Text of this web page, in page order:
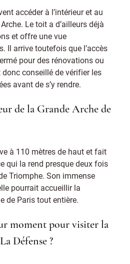
accéder à l’intérieur et au
Le toit a d’ailleurs déjà
et offre une vue
Il arrive toutefois que l’accès
pour des rénovations ou
conseillé de vérifier les
avant de s’y rendre.
de la Grande Arche de
à 110 mètres de haut et fait
qui la rend presque deux fois
Triomphe. Son immense
pourrait accueillir la
de Paris tout entière.
moment pour visiter la
Défense ?